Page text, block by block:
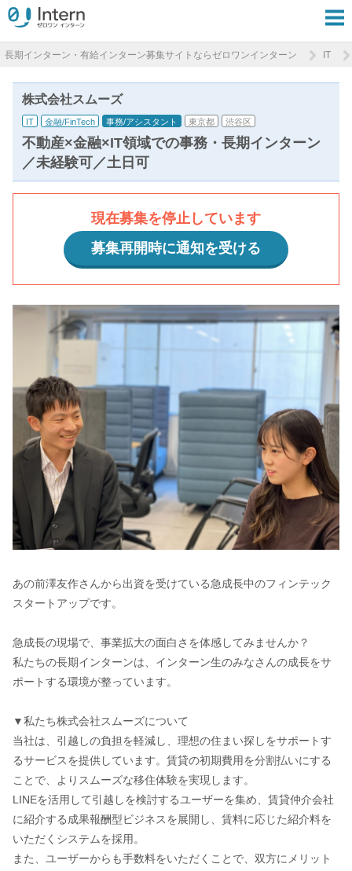
長期インターン・有給インターン募集サイトならゼロワンインターン IT
株式会社スムーズ
IT 金融/FinTech 事務/アシスタント 東京都 渋谷区
不動産×金融×IT領域での事務・長期インターン
／未経験可／土日可
現在募集を停止しています
募集再開時に通知を受ける
あの前澤友作さんから出資を受けている急成長中のフィンテック
スタートアップです。
急成長の現場で、事業拡大の面白さを体感してみませんか？
私たちの長期インターンは、インターン生のみなさんの成長をサ
ポートする環境が整っています。
▼私たち株式会社スムーズについて
当社は、引越しの負担を軽減し、理想の住まい探しをサポートす
るサービスを提供しています。賃貸の初期費用を分割払いにする
ことで、よりスムーズな移住体験を実現します。
LINEを活用して引越しを検討するユーザーを集め、賃貸仲介会社
に紹介する成果報酬型ビジネスを展開し、賃料に応じた紹介料を
いただくシステムを採用。
また、ユーザーからも手数料をいただくことで、双方にメリット